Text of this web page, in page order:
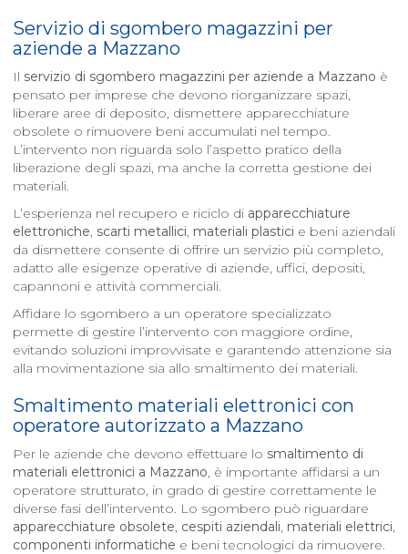
Servizio di sgombero magazzini per
aziende a Mazzano
Il servizio di sgombero magazzini per aziende a Mazzano è
pensato per imprese che devono riorganizzare spazi,
liberare aree di deposito, dismettere apparecchiature
obsolete o rimuovere beni accumulati nel tempo.
L’intervento non riguarda solo l’aspetto pratico della
liberazione degli spazi, ma anche la corretta gestione dei
materiali.
L’esperienza nel recupero e riciclo di apparecchiature
elettroniche, scarti metallici, materiali plastici e beni aziendali
da dismettere consente di offrire un servizio più completo,
adatto alle esigenze operative di aziende, uffici, depositi,
capannoni e attività commerciali.
Affidare lo sgombero a un operatore specializzato
permette di gestire l’intervento con maggiore ordine,
evitando soluzioni improvvisate e garantendo attenzione sia
alla movimentazione sia allo smaltimento dei materiali.
Smaltimento materiali elettronici con
operatore autorizzato a Mazzano
Per le aziende che devono effettuare lo smaltimento di
materiali elettronici a Mazzano, è importante affidarsi a un
operatore strutturato, in grado di gestire correttamente le
diverse fasi dell’intervento. Lo sgombero può riguardare
apparecchiature obsolete, cespiti aziendali, materiali elettrici,
componenti informatiche e beni tecnologici da rimuovere.